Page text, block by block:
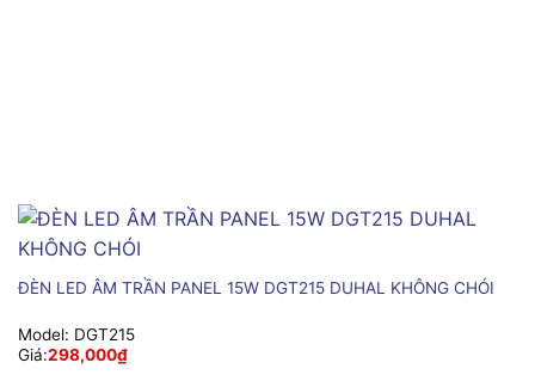
ĐÈN LED ÂM TRẦN PANEL 15W DGT215 DUHAL KHÔNG CHÓI
Model: DGT215
Giá:298,000₫